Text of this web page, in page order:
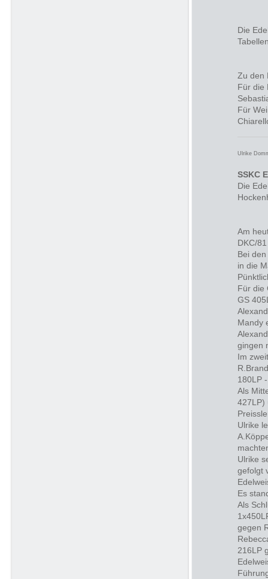
Die
Zu den
Für die
Für
Ulrike
SSKC
Die
Am
DKC/
Bei
in die
Für die
GS
Mandy
gingen
Im
180LP
Als
427LP)
Ulrike
Ulrike
gefolgt
Es
Als
gegen
216LP